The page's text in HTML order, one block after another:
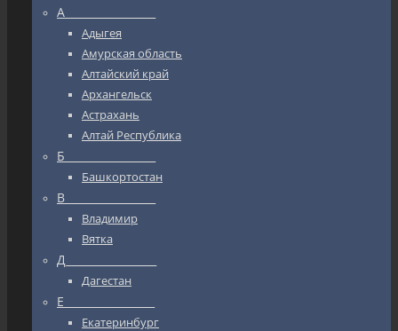
А_________________
Адыгея
Амурская область
Алтайский край
Архангельск
Астрахань
Алтай Республика
Б_________________
Башкортостан
В_________________
Владимир
Вятка
Д_________________
Дагестан
Е_________________
Екатеринбург